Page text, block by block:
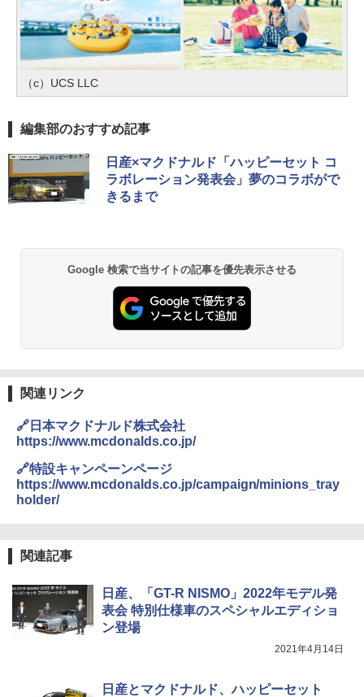
（c）UCS LLC
編集部のおすすめ記事
日産×マクドナルド「ハッピーセット コ
ラボレーション発表会」夢のコラボがで
きるまで
Google 検索で当サイトの記事を優先表示させる
関連リンク
🔗日本マクドナルド株式会社
https://www.mcdonalds.co.jp/
🔗特設キャンペーンページ
https://www.mcdonalds.co.jp/campaign/minions_tray
holder/
関連記事
日産、「GT-R NISMO」2022年モデル発
表会 特別仕様車のスペシャルエディショ
ン登場
2021年4月14日
日産とマクドナルド、ハッピーセット